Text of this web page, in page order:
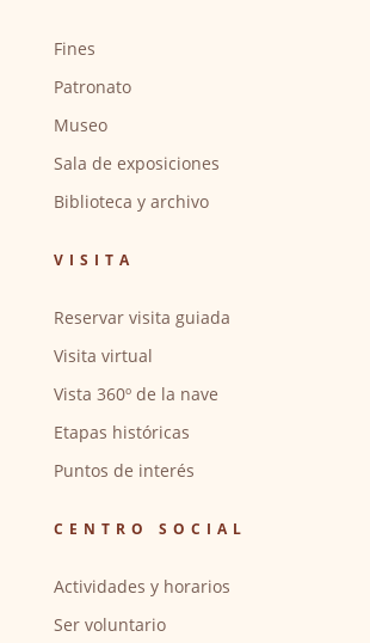
Fines
Patronato
Museo
Sala de exposiciones
Biblioteca y archivo
VISITA
Reservar visita guiada
Visita virtual
Vista 360º de la nave
Etapas históricas
Puntos de interés
CENTRO SOCIAL
Actividades y horarios
Ser voluntario